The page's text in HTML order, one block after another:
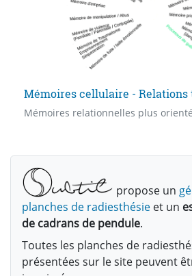
propose un
planches de radiesthésie et un
de cadrans de pendule.
Toutes les planches de
présentées sur le site peuvent